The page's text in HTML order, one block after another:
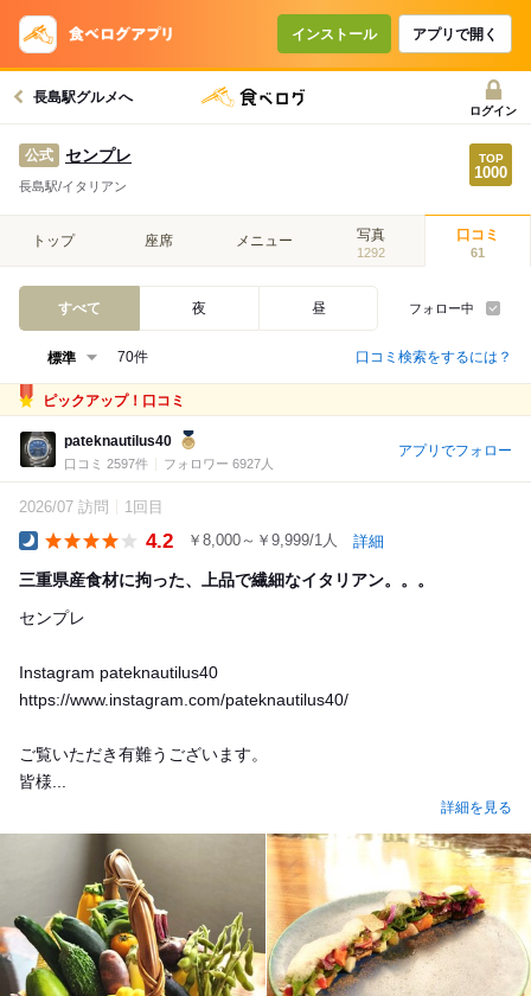
インストール アプリで開く
長島駅グルメへ
ログイン
公式 センプレ
長島駅/イタリアン
トップ 座席 メニュー 写真
1292
口コミ
61
すべて 夜 昼 フォロー中
70件 口コミ検索をするには？
ピックアップ！口コミ
pateknautilus40
口コミ 2597件 フォロワー 6927人
アプリでフォロー
2026/07 訪問 1回目
4.2 ￥8,000～￥9,999/1人 詳細
三重県産食材に拘った、上品で繊細なイタリアン。。。
センプレ
Instagram pateknautilus40
https://www.instagram.com/pateknautilus40/
ご覧いただき有難うございます。
皆様...
詳細を見る